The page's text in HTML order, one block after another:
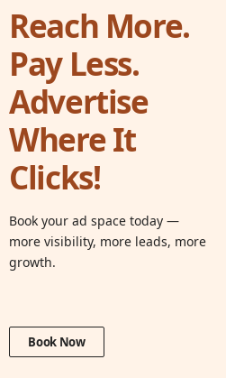
Reach More.
Pay Less.
Advertise
Where It
Clicks!
Book your ad space today —
more visibility, more leads, more
growth.
Book Now